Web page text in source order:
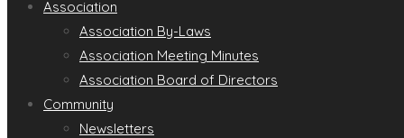
Association
Association By-Laws
Association Meeting Minutes
Association Board of Directors
Community
Newsletters